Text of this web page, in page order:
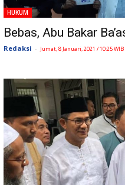
HUKUM
Bebas, Abu Bakar
Redaksi - Jumat, 8 Januari, 2021 / 10:25 WIB